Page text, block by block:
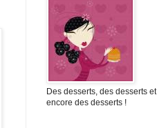
Des desserts, des desserts et
encore des desserts !